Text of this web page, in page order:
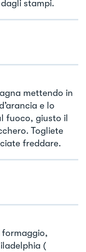
stampi.
mettendo in
e lo
fuoco, giusto il
Togliete
freddare.
(